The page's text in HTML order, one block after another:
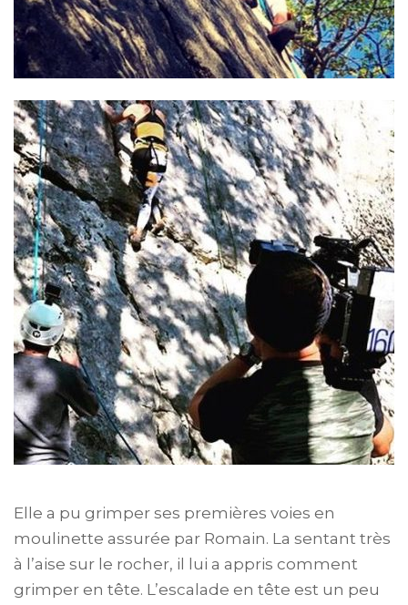
Elle a pu grimper ses premières voies en
moulinette assurée par Romain. La sentant très
à l’aise sur le rocher, il lui a appris comment
grimper en tête. L’escalade en tête est un peu